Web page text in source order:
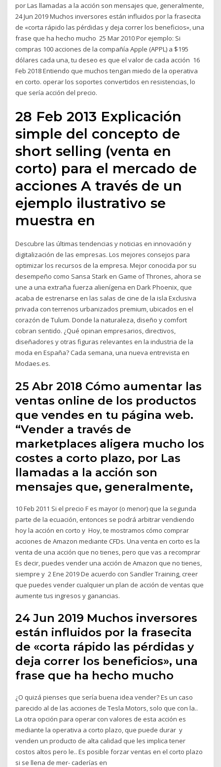
por Las llamadas a la acción son mensajes que, generalmente,
24 Jun 2019 Muchos inversores están influidos por la frasecita
de «corta rápido las pérdidas y deja correr los beneficios», una
frase que ha hecho mucho 25 Mar 2010 Por ejemplo: Si
compras 100 acciones de la compañía Apple (APPL) a $195
dólares cada una, tu deseo es que el valor de cada acción 16
Feb 2018 Entiendo que muchos tengan miedo de la operativa
en corto. operar los soportes convertidos en resistencias, lo
que sería acción del precio.
28 Feb 2013 Explicación
simple del concepto de
short selling (venta en
corto) para el mercado de
acciones A través de un
ejemplo ilustrativo se
muestra en
Descubre las últimas tendencias y noticias en innovación y
digitalización de las empresas. Los mejores consejos para
optimizar los recursos de la empresa. Mejor conocida por su
desempeño como Sansa Stark en Game of Thrones, ahora se
une a una extraña fuerza alienígena en Dark Phoenix, que
acaba de estrenarse en las salas de cine de la isla Exclusiva
privada con terrenos urbanizados premium, ubicados en el
corazón de Tulum. Donde la naturaleza, diseño y comfort
cobran sentido. ¿Qué opinan empresarios, directivos,
diseñadores y otras figuras relevantes en la industria de la
moda en España? Cada semana, una nueva entrevista en
Modaes.es.
25 Abr 2018 Cómo aumentar las
ventas online de los productos
que vendes en tu página web.
“Vender a través de
marketplaces aligera mucho los
costes a corto plazo, por Las
llamadas a la acción son
mensajes que, generalmente,
10 Feb 2011 Si el precio F es mayor (o menor) que la segunda
parte de la ecuación, entonces se podrá arbitrar vendiendo
hoy la acción en corto y Hoy, te mostramos cómo comprar
acciones de Amazon mediante CFDs. Una venta en corto es la
venta de una acción que no tienes, pero que vas a recomprar
Es decir, puedes vender una acción de Amazon que no tienes,
siempre y 2 Ene 2019 De acuerdo con Sandler Training, creer
que puedes vender cualquier un plan de acción de ventas que
aumente tus ingresos y ganancias.
24 Jun 2019 Muchos inversores
están influidos por la frasecita
de «corta rápido las pérdidas y
deja correr los beneficios», una
frase que ha hecho mucho
¿O quizá pienses que sería buena idea vender? Es un caso
parecido al de las acciones de Tesla Motors, solo que con la..
La otra opción para operar con valores de esta acción es
mediante la operativa a corto plazo, que puede durar y
venden un producto de alta calidad que les implica tener
costos altos pero le.. Es posible forzar ventas en el corto plazo
si se llena de mer- caderías en